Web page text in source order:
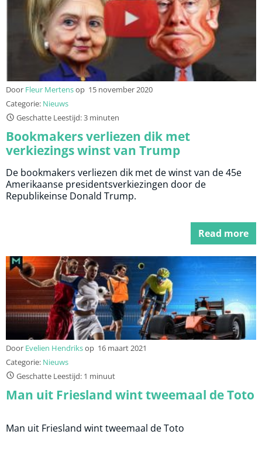
Door Fleur Mertensop 15 november 2020
Categorie: Nieuws
Geschatte Leestijd: 3 minuten
Bookmakers verliezen dik met
verkiezings winst van Trump
De bookmakers verliezen dik met de winst van de 45e
Amerikaanse presidentsverkiezingen door de
Republikeinse Donald Trump.
Read more
Door Evelien Hendriksop 16 maart 2021
Categorie: Nieuws
Geschatte Leestijd: 1 minuut
Man uit Friesland wint tweemaal de Toto
Man uit Friesland wint tweemaal de Toto